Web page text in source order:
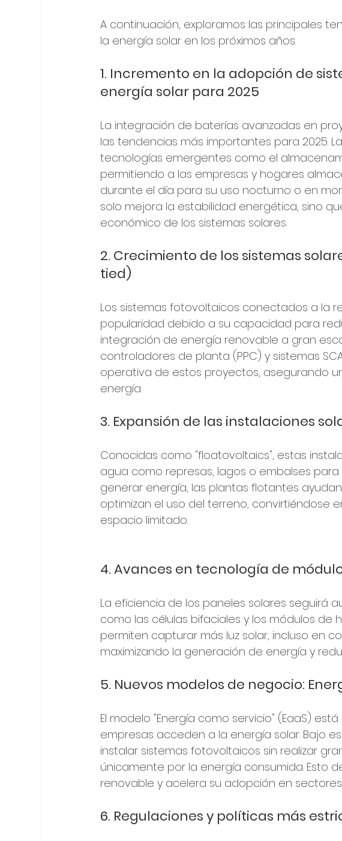
A continuación, exploramos las principales
la energía solar en los próximos años.
1. Incremento en la adopción de
energía solar para 2025
La integración de baterías avanzadas en
las tendencias más importantes para 2025.
tecnologías emergentes como el
permitiendo a las empresas y hogares
durante el día para su uso nocturno o en
solo mejora la estabilidad energética, sino
económico de los sistemas solares.
2. Crecimiento de los sistemas
tied)
Los sistemas fotovoltaicos conectados a la
popularidad debido a su capacidad para
integración de energía renovable a gran
controladores de planta (PPC) y sistemas
operativa de estos proyectos, asegurando
energía.
3. Expansión de las instalaciones
Conocidas como "floatovoltaics", estas
agua como represas, lagos o embalses
generar energía, las plantas flotantes
optimizan el uso del terreno, convirtiéndose
espacio limitado.
4. Avances en tecnología de
La eficiencia de los paneles solares seguirá
como las células bifaciales y los módulos de
permiten capturar más luz solar, incluso en
maximizando la generación de energía y
5. Nuevos modelos de negocio:
El modelo "Energía como servicio" (EaaS)
empresas acceden a la energía solar. Bajo
instalar sistemas fotovoltaicos sin realizar
únicamente por la energía consumida. Esto
renovable y acelera su adopción en
6. Regulaciones y políticas más